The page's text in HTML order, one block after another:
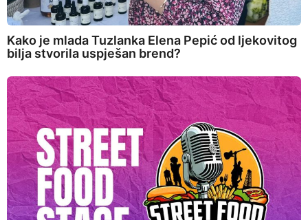
Kako je mlada Tuzlanka Elena Pepić od ljekovitog
bilja stvorila uspješan brend?